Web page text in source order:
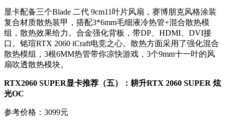
显卡配备三个Blade 二代 9cm11叶片风扇，赛博朋克风格涂装
复合材质散热装甲，搭配3*6mm毛细液冷热管+混合散热模
组，散热效果给力。合金强化背板，带DP、HDMI、DVI接
口。铭瑄RTX 2060 iCraft电竞之心。散热方面采用了强化混合
散热模组，3根6MM热管带你凉快游戏，3个9mm十一叶的风
扇吹透散热模块。
RTX2060 SUPER显卡推荐（五）：耕升RTX 2060 SUPER 炫
光OC
参考价格：3099元